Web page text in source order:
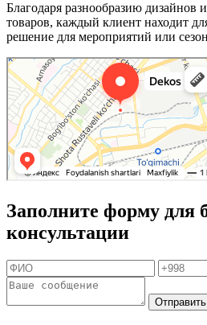
Благодаря разнообразию дизайнов
товаров, каждый клиент находит
решение для мероприятий или
Заполните форму для
консультации
Отправить